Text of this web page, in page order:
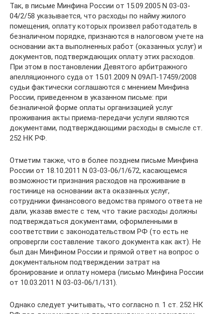
Так, в письме Минфина России от 15.09.2005 N 03-03-
04/2/58 указывается, что расходы по найму жилого
помещения, оплату которых произвел работодатель в
безналичном порядке, признаются в налоговом учете на
основании акта выполненных работ (оказанных услуг) и
документов, подтверждающих оплату этих расходов.
При этом в постановлении Девятого арбитражного
апелляционного суда от 15.01.2009 N 09АП-17459/2008
судьи фактически соглашаются с мнением Минфина
России, приведенном в указанном письме: при
безналичной форме оплаты организацией услуг
проживания акты приема-передачи услуги являются
документами, подтверждающими расходы в смысле ст.
252 НК РФ.
Отметим также, что в более позднем письме Минфина
России от 18.10.2011 N 03-03-06/1/672, касающемся
возможности признания расходов на проживание в
гостинице на основании акта оказанных услуг,
сотрудники финансового ведомства прямого ответа не
дали, указав вместе с тем, что такие расходы должны
подтверждаться документами, оформленными в
соответствии с законодательством РФ (то есть не
опровергли составление такого документа как акт). Не
был дан Минфином России и прямой ответ на вопрос о
документальном подтверждении затрат на
бронирование и оплату номера (письмо Минфина России
от 10.03.2011 N 03-03-06/1/131).
Однако следует учитывать, что согласно п. 1 ст. 252 НК